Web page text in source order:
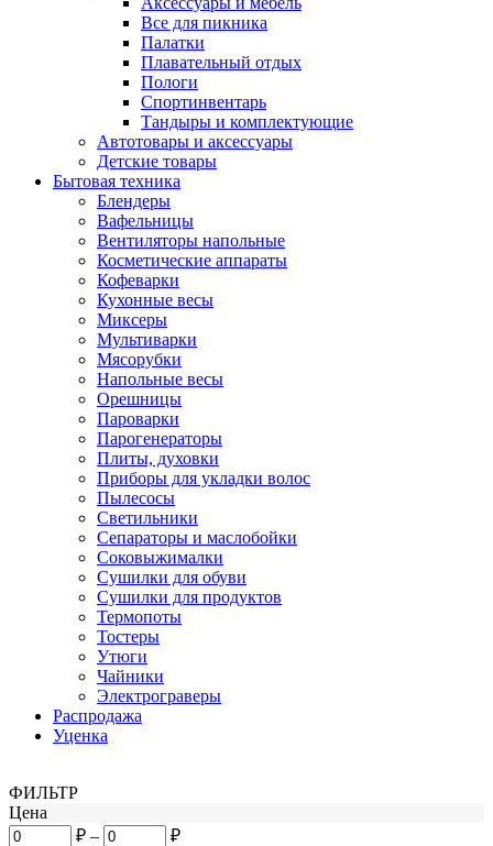
Все для пикника
Палатки
Плавательный отдых
Пологи
Спортинвентарь
Тандыры и комплектующие
Автотовары и аксессуары
Детские товары
Бытовая техника
Блендеры
Вафельницы
Вентиляторы напольные
Косметические аппараты
Кофеварки
Кухонные весы
Миксеры
Мультиварки
Мясорубки
Напольные весы
Орешницы
Пароварки
Парогенераторы
Плиты, духовки
Приборы для укладки волос
Пылесосы
Светильники
Сепараторы и маслобойки
Соковыжималки
Сушилки для обуви
Сушилки для продуктов
Термопоты
Тостеры
Утюги
Чайники
Электрограверы
Распродажа
Уценка
ФИЛЬТР
Цена
₽ –
₽